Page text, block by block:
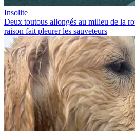
Insolite
Deux toutous allongés au milieu de la
raison fait pleurer les sauveteurs